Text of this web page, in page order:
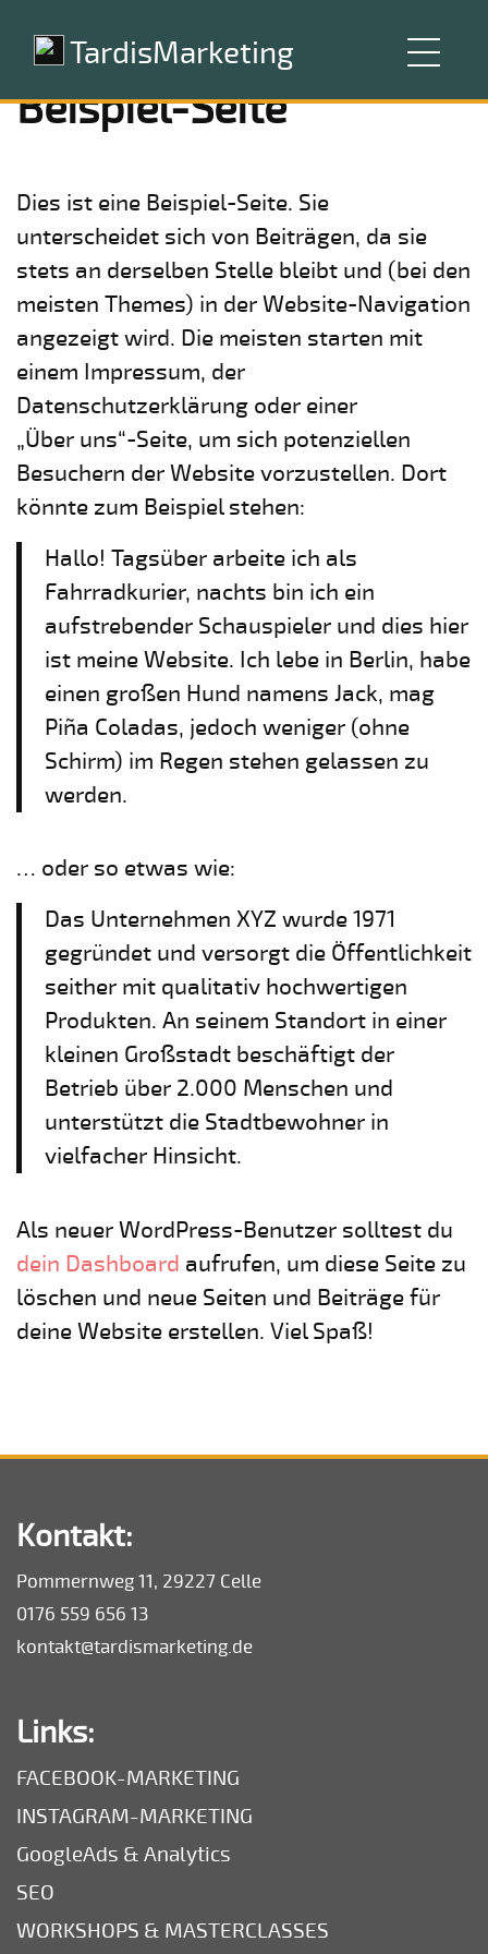
TardisMarketing
Beispiel-Seite
Dies ist eine Beispiel-Seite. Sie
unterscheidet sich von Beiträgen, da sie
stets an derselben Stelle bleibt und (bei den
meisten Themes) in der Website-Navigation
angezeigt wird. Die meisten starten mit
einem Impressum, der
Datenschutzerklärung oder einer
„Über uns“-Seite, um sich potenziellen
Besuchern der Website vorzustellen. Dort
könnte zum Beispiel stehen:
Hallo! Tagsüber arbeite ich als
Fahrradkurier, nachts bin ich ein
aufstrebender Schauspieler und dies hier
ist meine Website. Ich lebe in Berlin, habe
einen großen Hund namens Jack, mag
Piña Coladas, jedoch weniger (ohne
Schirm) im Regen stehen gelassen zu
werden.
… oder so etwas wie:
Das Unternehmen XYZ wurde 1971
gegründet und versorgt die Öffentlichkeit
seither mit qualitativ hochwertigen
Produkten. An seinem Standort in einer
kleinen Großstadt beschäftigt der
Betrieb über 2.000 Menschen und
unterstützt die Stadtbewohner in
vielfacher Hinsicht.
Als neuer WordPress-Benutzer solltest du
dein Dashboard aufrufen, um diese Seite zu
löschen und neue Seiten und Beiträge für
deine Website erstellen. Viel Spaß!
Kontakt:
Pommernweg 11, 29227 Celle
0176 559 656 13
kontakt@tardismarketing.de
Links:
FACEBOOK-MARKETING
INSTAGRAM-MARKETING
GoogleAds & Analytics
SEO
WORKSHOPS & MASTERCLASSES